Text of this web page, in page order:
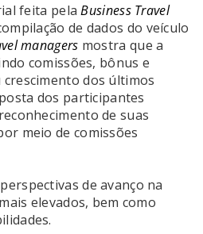
feita pelaBusiness Travel
de dados do veículo
managers mostra que a
comissões, bônus e
dos últimos
dos participantes
de suas
meio de comissões
de avanço na
elevados, bem como